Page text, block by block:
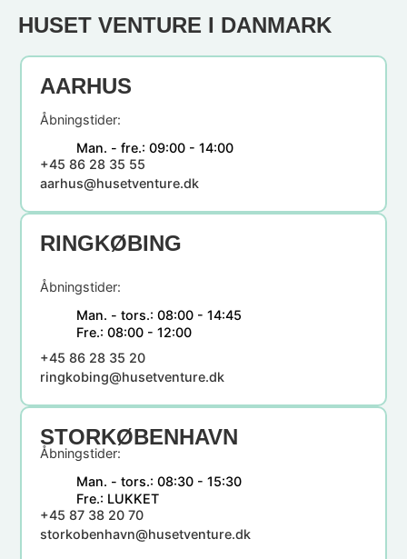
HUSET VENTURE I DANMARK
AARHUS
Åbningstider:
Man. - fre.:09:00 - 14:00
+45 86 28 35 55
aarhus@husetventure.dk
RINGKØBING
Åbningstider:
Man. - tors.:08:00 - 14:45
Fre.:08:00 - 12:00
+45 86 28 35 20
ringkobing@husetventure.dk
STORKØBENHAVN
Åbningstider:
Man. - tors.:08:30 - 15:30
Fre.: LUKKET
+45 87 38 20 70
storkobenhavn@husetventure.dk